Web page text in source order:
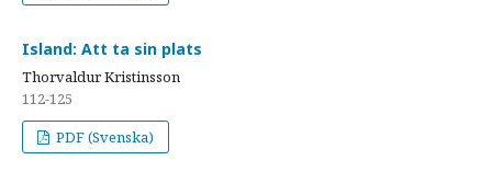
Island: Att ta sin plats
Thorvaldur Kristinsson
112-125
PDF (Svenska)